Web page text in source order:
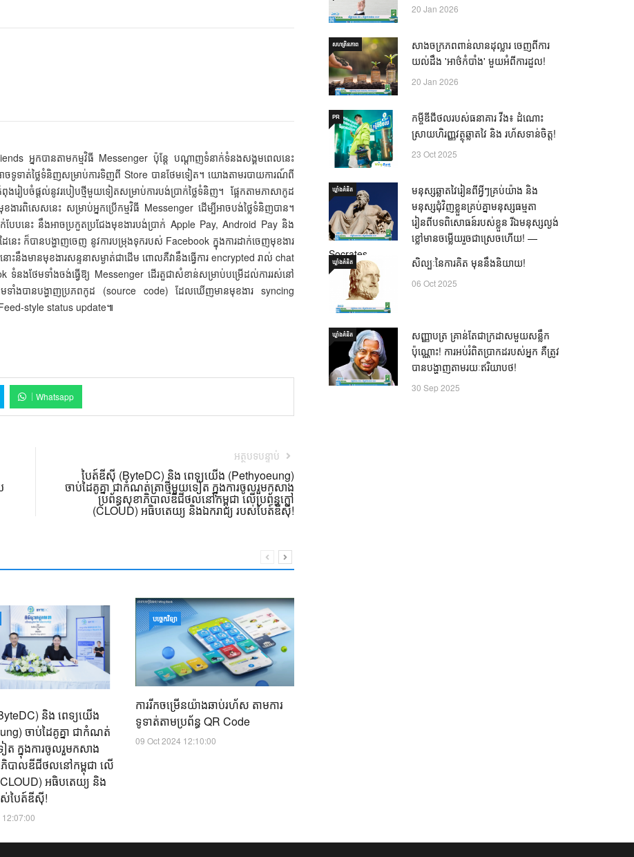
អ្នក​បាន​តាម​កម្មវិធី Messenger ប៉ុន្តែ​ បណ្ដាញ​ទំនាក់ទំនង​សង្គម​ពេលនេះ
ាច​ទូទាត់​ថ្លៃ​ទំនិញ​សម្រាប់​ការ​ទិញ​ពី Store បាន​ថែមទៀត។ យោង​តាម​របាយការណ៍​ពី​
ចំ​ផ្ដល់​នូវ​របៀប​ថ្មី​មួយ​ទៀត​សម្រាប់​ការ​បង់ប្រាក់​ថ្លៃ​ទំនិញ។ ផ្អែក​តាម​ភាសា​កូដ
ងារ​ពិសេស​នេះ សម្រាប់​អ្នក​ប្រើ​កម្មវិធី Messenger ​ដើម្បី​អាច​បង់​ថ្លៃ​ទំនិញ​បាន។
ក់​បែប​នេះ នឹង​អាច​ប្រកួតប្រជែង​មុខងារ​បង់ប្រាក់​ Apple Pay, Android Pay និង​
េះ ក៏​បាន​បង្ហាញ​ចេញ នូវ​ការ​បម្រុង​ទុក​របស់ Facebook ​ក្នុង​ការ​ដាក់​ចេញ​មុខងារ​
ះ​នឹង​មាន​មុខងារ​សន្ទនា​សម្ងាត់​ជាដើម ពោល​គឺ​វា​នឹង​ធ្វើការ encrypted រាល់ chat
ទំនង​ថែមទាំង​ចង់​ធ្វើឱ្យ Messenger ដើរ​តួ​ជា​សំខាន់​សម្រាប់​បម្រើ​ដល់​ការ​រស់នៅ​
មទាំង​បាន​បង្ហាញ​ប្រភព​កូដ (source code) ដែល​ឃើញ​មាន​មុខងារ syncing
style status update៕
Whatsapp
អត្ថបទបន្ទាប់
បៃត៍ឌីស៊ី (ByteDC) និង ពេទ្យយើង (Pethyoeung)
ចាប់ដៃគូគ្នា ជាកំណត់ត្រាថ្មីមួយទៀត ក្នុងការចូលរួមកសាង
ប្រព័ន្ធសុខាភិបាលឌីជីថល​នៅកម្ពុជា លើប្រព័ន្ធក្លៅ
(CLOUD) អធិបតេយ្យ និងឯករាជ្យ របស់បៃត៍ឌីស៊ី!
និង ពេទ្យយើង
ចាប់ដៃគូគ្នា ជាកំណត់
ត ក្នុងការចូលរួមកសាង
ភិបាលឌីជីថល​នៅកម្ពុជា លើ
(CLOUD) អធិបតេយ្យ និង
ស់បៃត៍ឌីស៊ី!
បច្ចេកវិទ្យា
ការរីកចម្រើនយ៉ាងឆាប់រហ័ស​ តាមការ
ទូទាត់តាមប្រព័ន្ធ QR Code
09 Oct 2024 12:10:00
20 Jan 2026
សហគ្រិនភាព
សាងចក្រភពពាន់លានដុល្លារ ចេញពីការ
យល់ដឹង 'អាថ៌កំបាំង' មួយអំពីការដួល!
20 Jan 2026
PR
កម្ចីឌីជីថលរបស់ធនាគារ វីង៖ ដំណោះ
ស្រាយហិរញ្ញវត្ថុឆ្លាតវៃ និង រហ័សទាន់ចិត្ត!
23 Oct 2025
ឃ្លាំង​គំនិត
មនុស្សឆ្លាតវៃរៀនពីអ្វីៗគ្រប់យ៉ាង និង
មនុស្សជុំវិញខ្លួនគ្រប់គ្នាមនុស្សធម្មតា
រៀនពីបទពិសោធន៍របស់ខ្លួន រីឯមនុស្សល្ងង់
ខ្លៅមានចម្លើយរួចជាស្រេចហើយ! —
Socrates
21 Oct 2025
ឃ្លាំង​គំនិត សិល្បៈនៃការគិត មុននឹងនិយាយ!
06 Oct 2025
ឃ្លាំង​គំនិត
សញ្ញាបត្រ គ្រាន់តែជាក្រដាសមួយសន្លឹក
ប៉ុណ្ណោះ! ការអប់រំពិតប្រាកដរបស់អ្នក គឺត្រូវ
បានបង្ហាញតាមរយៈឥរិយាបថ!
30 Sep 2025